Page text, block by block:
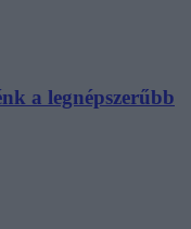
a legnépszerűbb